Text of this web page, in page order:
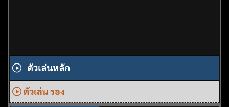
ตัวเล่นหลัก
ตัวเล่น รอง